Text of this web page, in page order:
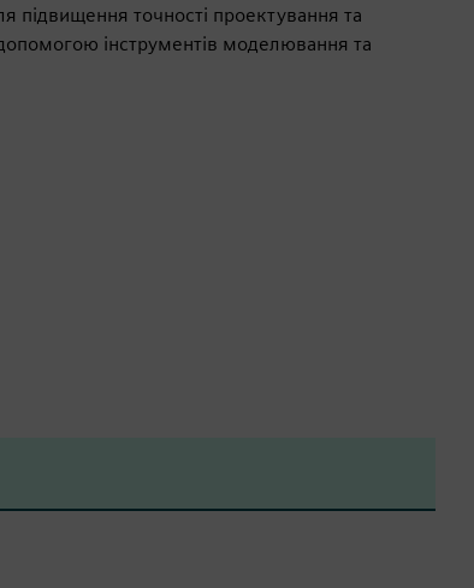
підвищення точності проектування та
інструментів моделювання та